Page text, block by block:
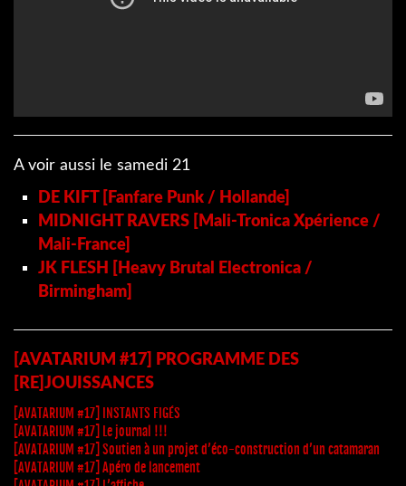
A voir aussi le samedi 21
DE KIFT [Fanfare Punk / Hollande]
MIDNIGHT RAVERS [Mali-Tronica Xpérience /
Mali-France]
JK FLESH [Heavy Brutal Electronica /
Birmingham]
[AVATARIUM #17] PROGRAMME DES
[RE]JOUISSANCES
[AVATARIUM #17] INSTANTS FIGÉS
[AVATARIUM #17] Le journal !!!
[AVATARIUM #17] Soutien à un projet d’éco-construction d’un catamaran
[AVATARIUM #17] Apéro de lancement